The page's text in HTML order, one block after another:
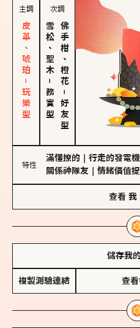
主調
皮革、琥珀－玩樂型
次調
雪松、聖木
－
務實型
佛手柑、橙花
－
好友型
特性
滿懂撩的 行走的發電機
關係神隊友
情緒價值
查看 我
儲存我
複製測驗連結 查